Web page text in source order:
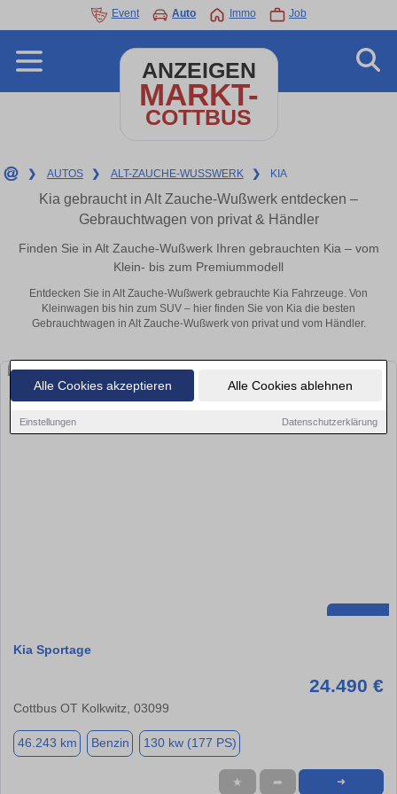
Alle Cookies akzeptieren Alle Cookies ablehnen
Einstellungen Datenschutzerklärung
Event Auto Immo Job
ANZEIGEN
MARKT-
COTTBUS
❯ AUTOS ❯ ALT-ZAUCHE-WUSSWERK ❯ KIA
Kia gebraucht in Alt Zauche-Wußwerk entdecken –
Gebrauchtwagen von privat & Händler
Finden Sie in Alt Zauche-Wußwerk Ihren gebrauchten Kia – vom
Klein- bis zum Premiummodell
Entdecken Sie in Alt Zauche-Wußwerk gebrauchte Kia Fahrzeuge. Von
Kleinwagen bis hin zum SUV – hier finden Sie von Kia die besten
Gebrauchtwagen in Alt Zauche-Wußwerk von privat und vom Händler.
Kia Sportage
24.490 €
Cottbus OT Kolkwitz, 03099
46.243 km Benzin 130 kw (177 PS)
★ ➦ ➜